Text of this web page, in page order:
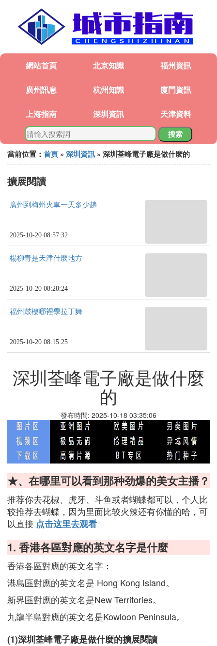
網站首頁 北京知識 福州資訊
廣州訊息 杭州知識 廈門資訊
上海指南 深圳資訊 天津資料
搜索
當前位置： 首頁 » 深圳資訊 » 深圳荃峰電子廠是做什麼的
擴展閱讀
廣州到梅州火車一天多少趟
2025-10-20 08:57:32
楊柳青是天津什麼地方
2025-10-20 08:28:24
福州鼓樓哪裡學拉丁舞
2025-10-20 08:15:25
深圳荃峰電子廠是做什麼
的
發布時間: 2025-10-18 03:35:06
★、在哪里可以看到那种劲爆的美女主播？
推荐你去花椒、虎牙、斗鱼或者蝴蝶都可以，个人比
较推荐去蝴蝶，因为里面比较火辣还有你懂的哈，可
以直接 点击这里去观看
1. 香港各區對應的英文名字是什麼
香港各區對應的英文名字：
港島區對應的英文名是 Hong Kong Island。
新界區對應的英文名是New Territories。
九龍半島對應的英文名是Kowloon Peninsula。
(1)深圳荃峰電子廠是做什麼的擴展閱讀